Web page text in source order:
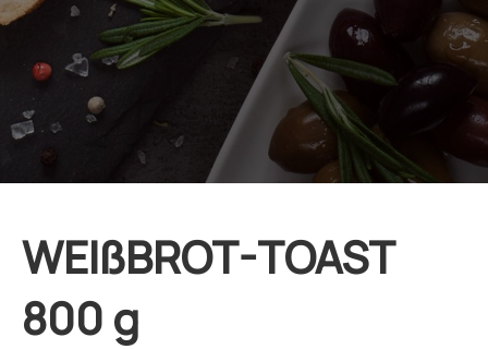
WEIßBROT-TOAST
800 g